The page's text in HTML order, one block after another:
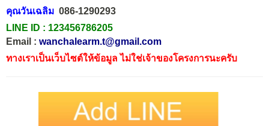
คุณวันเฉลิม 086-1290293
LINE ID : 123456786205
Email : wanchalearm.t@gmail.com
ทางเราเป็นเว็บไซต์ให้ข้อมูล ไม่ใช่เจ้าของโครงการนะครับ